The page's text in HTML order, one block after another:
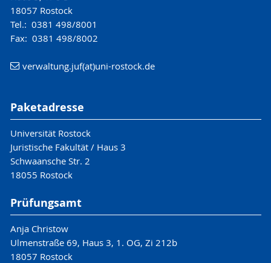
18057 Rostock
Tel.: 0381 498/8001
Fax: 0381 498/8002
verwaltung.juf(at)uni-rostock.de
Paketadresse
Universität Rostock
Juristische Fakultät / Haus 3
Schwaansche Str. 2
18055 Rostock
Prüfungsamt
Anja Christow
Ulmenstraße 69, Haus 3, 1. OG, Zi 212b
18057 Rostock